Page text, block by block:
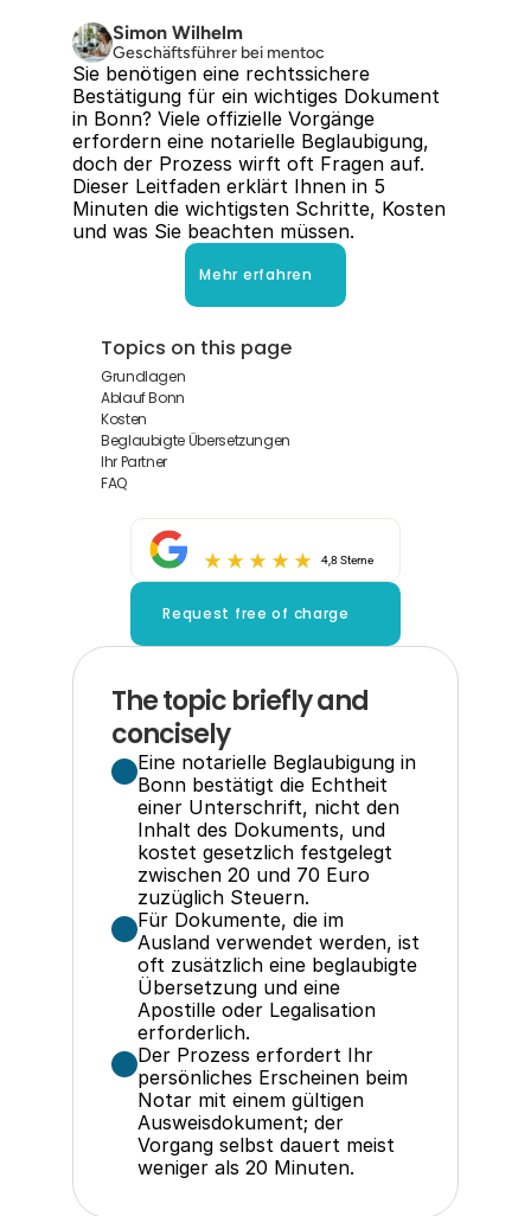
Simon Wilhelm
Geschäftsführer bei mentoc
Sie benötigen eine rechtssichere
Bestätigung für ein wichtiges Dokument
in Bonn? Viele offizielle Vorgänge
erfordern eine notarielle Beglaubigung,
doch der Prozess wirft oft Fragen auf.
Dieser Leitfaden erklärt Ihnen in 5
Minuten die wichtigsten Schritte, Kosten
und was Sie beachten müssen.
Mehr erfahren
Topics on this page
Grundlagen
Ablauf Bonn
Kosten
Beglaubigte Übersetzungen
Ihr Partner
FAQ
4,8 Sterne
Request free of charge
The topic briefly and
concisely
Eine notarielle Beglaubigung in
Bonn bestätigt die Echtheit
einer Unterschrift, nicht den
Inhalt des Dokuments, und
kostet gesetzlich festgelegt
zwischen 20 und 70 Euro
zuzüglich Steuern.
Für Dokumente, die im
Ausland verwendet werden, ist
oft zusätzlich eine beglaubigte
Übersetzung und eine
Apostille oder Legalisation
erforderlich.
Der Prozess erfordert Ihr
persönliches Erscheinen beim
Notar mit einem gültigen
Ausweisdokument; der
Vorgang selbst dauert meist
weniger als 20 Minuten.